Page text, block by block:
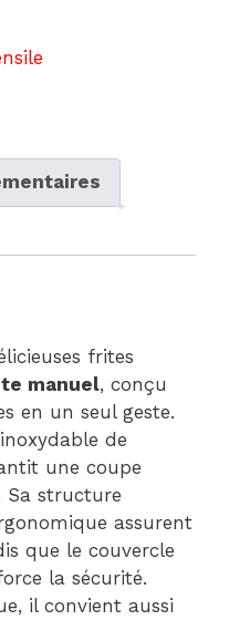
frites
manuel, conçu
en un seul geste.
de
une coupe
Sa structure
assurent
que le couvercle
la sécurité.
il convient aussi